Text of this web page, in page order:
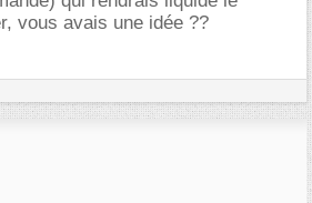
vous avais une idée ??